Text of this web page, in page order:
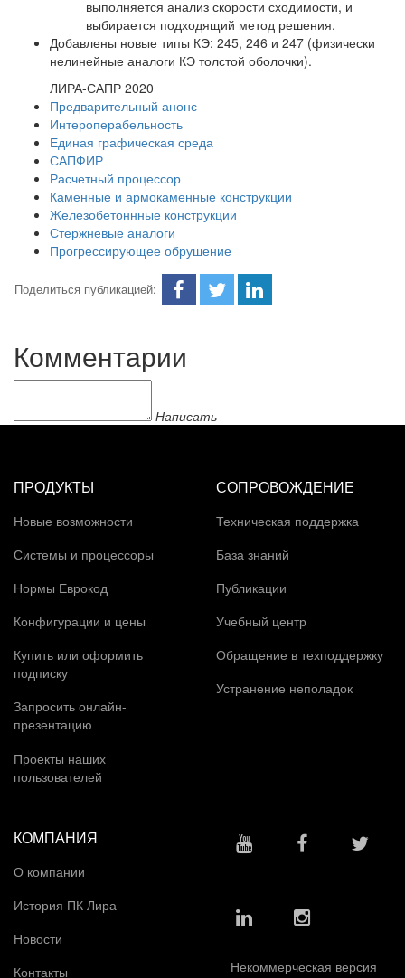
выполняется анализ скорости сходимости, и
выбирается подходящий метод решения.
Добавлены новые типы КЭ: 245, 246 и 247 (физически
нелинейные аналоги КЭ толстой оболочки).
ЛИРА-САПР 2020
Предварительный анонс
Интероперабельность
Единая графическая среда
САПФИР
Расчетный процессор
Каменные и армокаменные конструкции
Железобетоннные конструкции
Стержневые аналоги
Прогрессирующее обрушение
Поделиться публикацией:
Комментарии
Написать
ПРОДУКТЫ
Новые возможности
Системы и процессоры
Нормы Еврокод
Конфигурации и цены
Купить или оформить
подписку
Запросить онлайн-
презентацию
Проекты наших
пользователей
СОПРОВОЖДЕНИЕ
Техническая поддержка
База знаний
Публикации
Учебный центр
Обращение в техподдержку
Устранение неполадок
КОМПАНИЯ
О компании
История ПК Лира
Новости
Контакты
Некоммерческая версия